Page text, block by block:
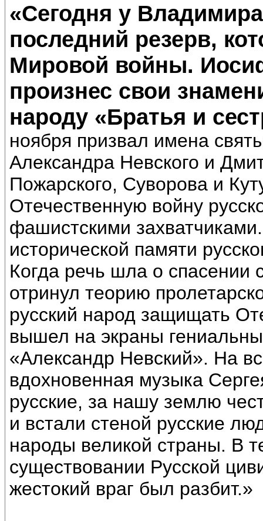
«Сегодня у
последний резерв,
Мировой войны.
произнес свои
народу «Братья и
ноября призвал имена
Александра Невского и
Пожарского, Суворова и
Отечественную войну
фашистскими
исторической памяти
Когда речь шла о спасении
отринул теорию
русский народ защищать
вышел на экраны
«Александр Невский». На
вдохновенная музыка
русские, за нашу землю
и встали стеной русские
народы великой страны. В
существовании Русской
жестокий враг был разбит.»